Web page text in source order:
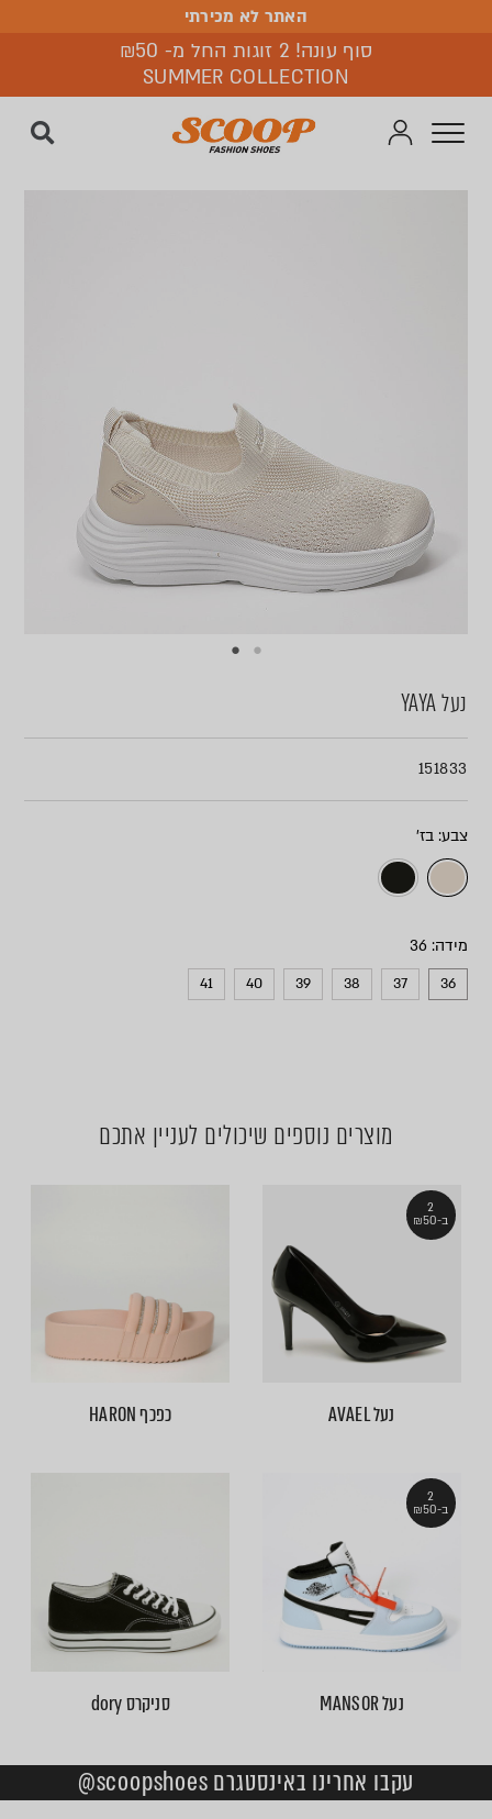
האתר לא מכירתי
האתר לא מכירתי
סוף עונה! 2 זוגות החל מ- ₪50
SUMMER COLLECTION
נעל YAYA
151833
צבע
מידה
36
37
38
39
40
41
מוצרים נוספים שיכולים לעניין אתכם
2
ב-₪50
נעל AVAEL כפכף HARON
2
ב-₪50
נעל MANSOR סניקרס dory
עקבו אחרינו באינסטגרם scoopshoes@